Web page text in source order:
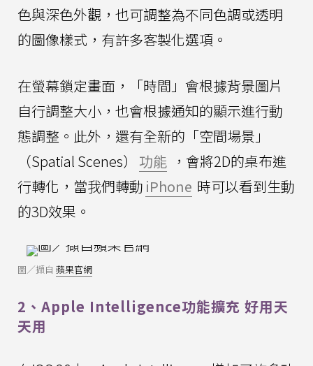
色與深色外觀，也可調整為不同色調或透明
的圖像樣式，有許多客製化選項。
在螢幕鎖定畫面，「時間」會根據背景圖片
自行調整大小，也會根據通知的顯示進行動
態調整。此外，還有全新的「空間場景」
（Spatial Scenes）
功能 ，會將2D的桌布進
行轉化，當我們轉動 iPhone 時可以看到生動
的3D效果。
圖／擷自 蘋果官網
2、Apple Intelligence功能擴充 好用天
天用